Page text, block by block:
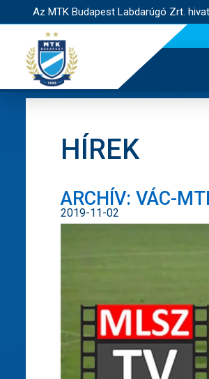
Az MTK Budapest Labdarúgó Zrt.
HÍREK
ARCHÍV: VÁC-
2019-11-02